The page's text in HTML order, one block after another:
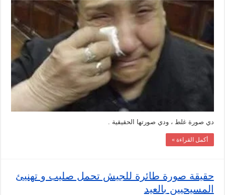
صورة
الست
اللي
اتعرت
في
المنيا
مغلقة
دي صورة غلط ، ودي صورتها الحقيقية .
أكمل القراءة »
حقيقة صورة طائرة للجيش تحمل صليب و تهنيئ
المسيحيين بالعيد